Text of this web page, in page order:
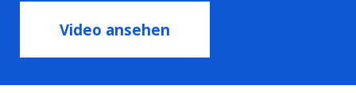
Video ansehen